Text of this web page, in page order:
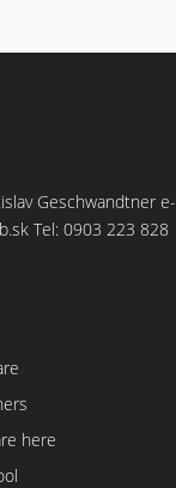
Geschwandtner
Tel: 0903 223 828
here